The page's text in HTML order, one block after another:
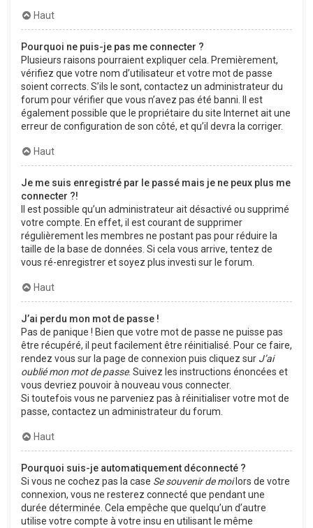
Haut
Pourquoi ne puis-je pas me connecter ?
Plusieurs raisons pourraient expliquer cela. Premièrement,
vérifiez que votre nom d’utilisateur et votre mot de passe
soient corrects. S’ils le sont, contactez un administrateur du
forum pour vérifier que vous n’avez pas été banni. Il est
également possible que le propriétaire du site Internet ait une
erreur de configuration de son côté, et qu’il devra la corriger.
Haut
Je me suis enregistré par le passé mais je ne peux plus me
connecter ?!
Il est possible qu’un administrateur ait désactivé ou supprimé
votre compte. En effet, il est courant de supprimer
régulièrement les membres ne postant pas pour réduire la
taille de la base de données. Si cela vous arrive, tentez de
vous ré-enregistrer et soyez plus investi sur le forum.
Haut
J’ai perdu mon mot de passe !
Pas de panique ! Bien que votre mot de passe ne puisse pas
être récupéré, il peut facilement être réinitialisé. Pour ce faire,
rendez vous sur la page de connexion puis cliquez sur J’ai
oublié mon mot de passe. Suivez les instructions énoncées et
vous devriez pouvoir à nouveau vous connecter.
Si toutefois vous ne parveniez pas à réinitialiser votre mot de
passe, contactez un administrateur du forum.
Haut
Pourquoi suis-je automatiquement déconnecté ?
Si vous ne cochez pas la case Se souvenir de moilors de votre
connexion, vous ne resterez connecté que pendant une
durée déterminée. Cela empêche que quelqu’un d’autre
utilise votre compte à votre insu en utilisant le même